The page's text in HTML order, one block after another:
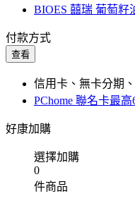
BIOES 囍瑞 葡萄籽
付款方式
查看
信用卡、無卡分期
PChome 聯名卡最
好康加購
選擇加購
0
件商品